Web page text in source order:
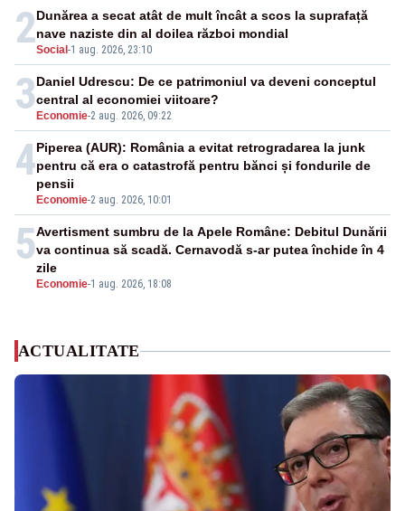
2Social -1 aug. 2026, 23:10
Dunărea a secat atât de mult încât a scos la suprafață
nave naziste din al doilea război mondial
3 Economie-2 aug. 2026, 09:22
Daniel Udrescu: De ce patrimoniul va deveni conceptul
central al economiei viitoare?
4
Economie-2 aug. 2026, 10:01
Piperea (AUR): România a evitat retrogradarea la junk
pentru că era o catastrofă pentru bănci și fondurile de
pensii
5
Economie-1 aug. 2026, 18:08
Avertisment sumbru de la Apele Române: Debitul Dunării
va continua să scadă. Cernavodă s-ar putea închide în 4
zile
ACTUALITATE